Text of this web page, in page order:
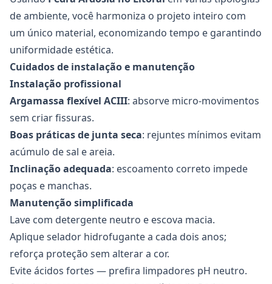
de ambiente, você harmoniza o projeto inteiro com
um único material, economizando tempo e garantindo
uniformidade estética.
Cuidados de instalação e manutenção
Instalação profissional
Argamassa flexível ACIII: absorve micro-movimentos
sem criar fissuras.
Boas práticas de junta seca: rejuntes mínimos evitam
acúmulo de sal e areia.
Inclinação adequada: escoamento correto impede
poças e manchas.
Manutenção simplificada
Lave com detergente neutro e escova macia.
Aplique selador hidrofugante a cada dois anos;
reforça proteção sem alterar a cor.
Evite ácidos fortes — prefira limpadores pH neutro.